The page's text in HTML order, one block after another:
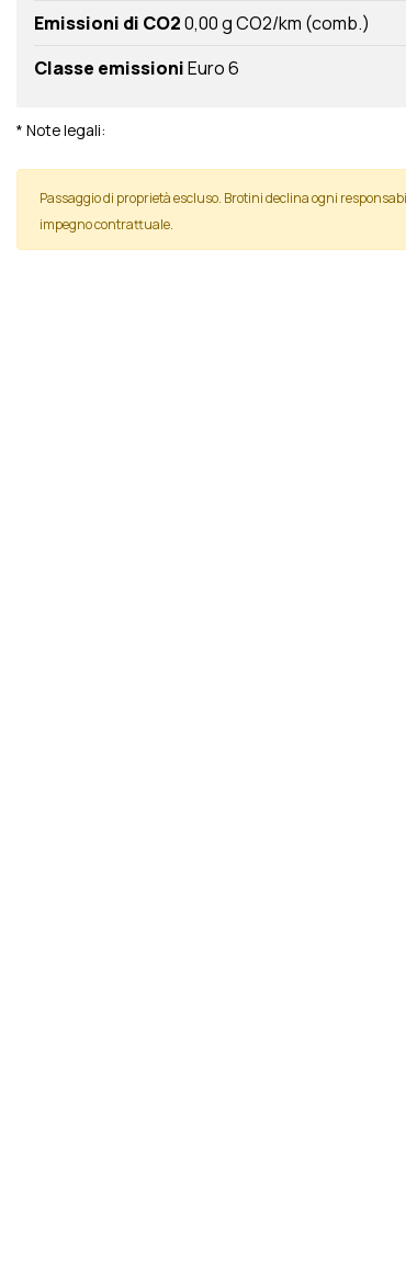
Emissioni di CO20,00 g CO2/km (comb.)
Classe emissioniEuro 6
* Note legali:
Passaggio di proprietà escluso. Brotini declina ogni
impegno contrattuale.